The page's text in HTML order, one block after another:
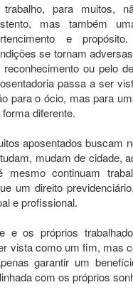
para muitos,
mas também
e
se tornam
reconhecimento ou pelo
passa a ser
para o ócio, mas para
forma diferente.
aposentados buscam
mudam de cidade,
mesmo continuam
um direito
e profissional.
e os próprios
vista como um fim, mas
garantir um
com os próprios